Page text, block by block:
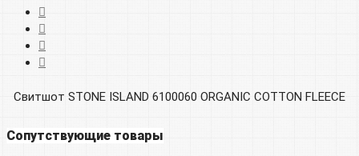
Свитшот STONE ISLAND 6100060 ORGANIC COTTON FLEECE
Сопутствующие товары